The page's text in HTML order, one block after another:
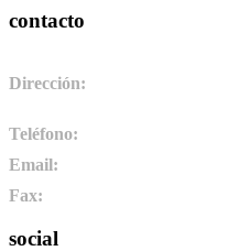
contacto
Dirección:
Teléfono:
Email:
Fax:
social